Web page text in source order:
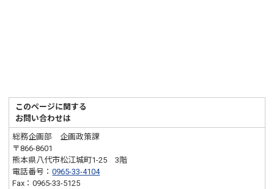
このページに関する
お問い合わせは
総務企画部 企画政策課
〒866-8601
熊本県八代市松江城町1-25 3階
電話番号：0965-33-4104
Fax：0965-33-5125